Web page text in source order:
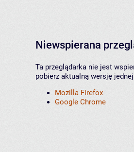
Niewspierana
Ta przeglądarka nie jest
pobierz aktualną wersję
Mozilla Firefox
Google Chrome